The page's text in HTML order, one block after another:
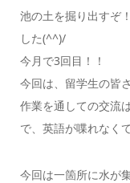
池の土を掘り出すぞ
した(^^)/
今月で3回目！！
今回は、留学生の皆
作業を通しての交流
で、英語が喋れなく
今回は一箇所に水が